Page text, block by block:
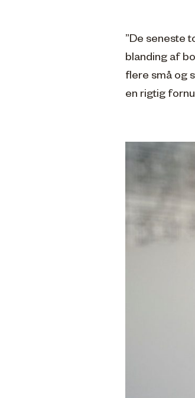
”De seneste
blanding af
flere små og
en rigtig